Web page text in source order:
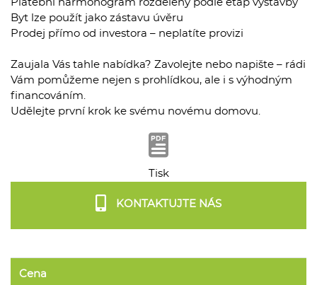
Platební harmonogram rozdělený podle etap výstavby
Byt lze použít jako zástavu úvěru
Prodej přímo od investora – neplatíte provizi
Zaujala Vás tahle nabídka? Zavolejte nebo napište – rádi
Vám pomůžeme nejen s prohlídkou, ale i s výhodným
financováním.
Udělejte první krok ke svému novému domovu.
Tisk
KONTAKTUJTE NÁS
Cena